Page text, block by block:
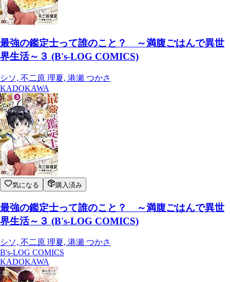
最強の鑑定士って誰のこと？ ～満腹ごはんで異世
界生活～３ (B's-LOG COMICS)
シソ, 不二原 理夏, 港瀬 つかさ
KADOKAWA
気になる 購入済み
最強の鑑定士って誰のこと？ ～満腹ごはんで異世
界生活～３ (B's-LOG COMICS)
シソ, 不二原 理夏, 港瀬 つかさ
B's-LOG COMICS
KADOKAWA